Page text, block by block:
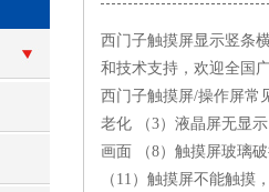
西门子触摸屏显示竖条
和技术支持，欢迎全国
西门子触摸屏/操作屏常
老化 （3）液晶屏无显
画面 （8）触摸屏玻璃
（11）触摸屏不能触